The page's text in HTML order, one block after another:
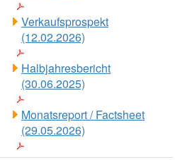
Verkaufsprospekt
(12.02.2026)
Halbjahresbericht
(30.06.2025)
Monatsreport / Factsheet
(29.05.2026)